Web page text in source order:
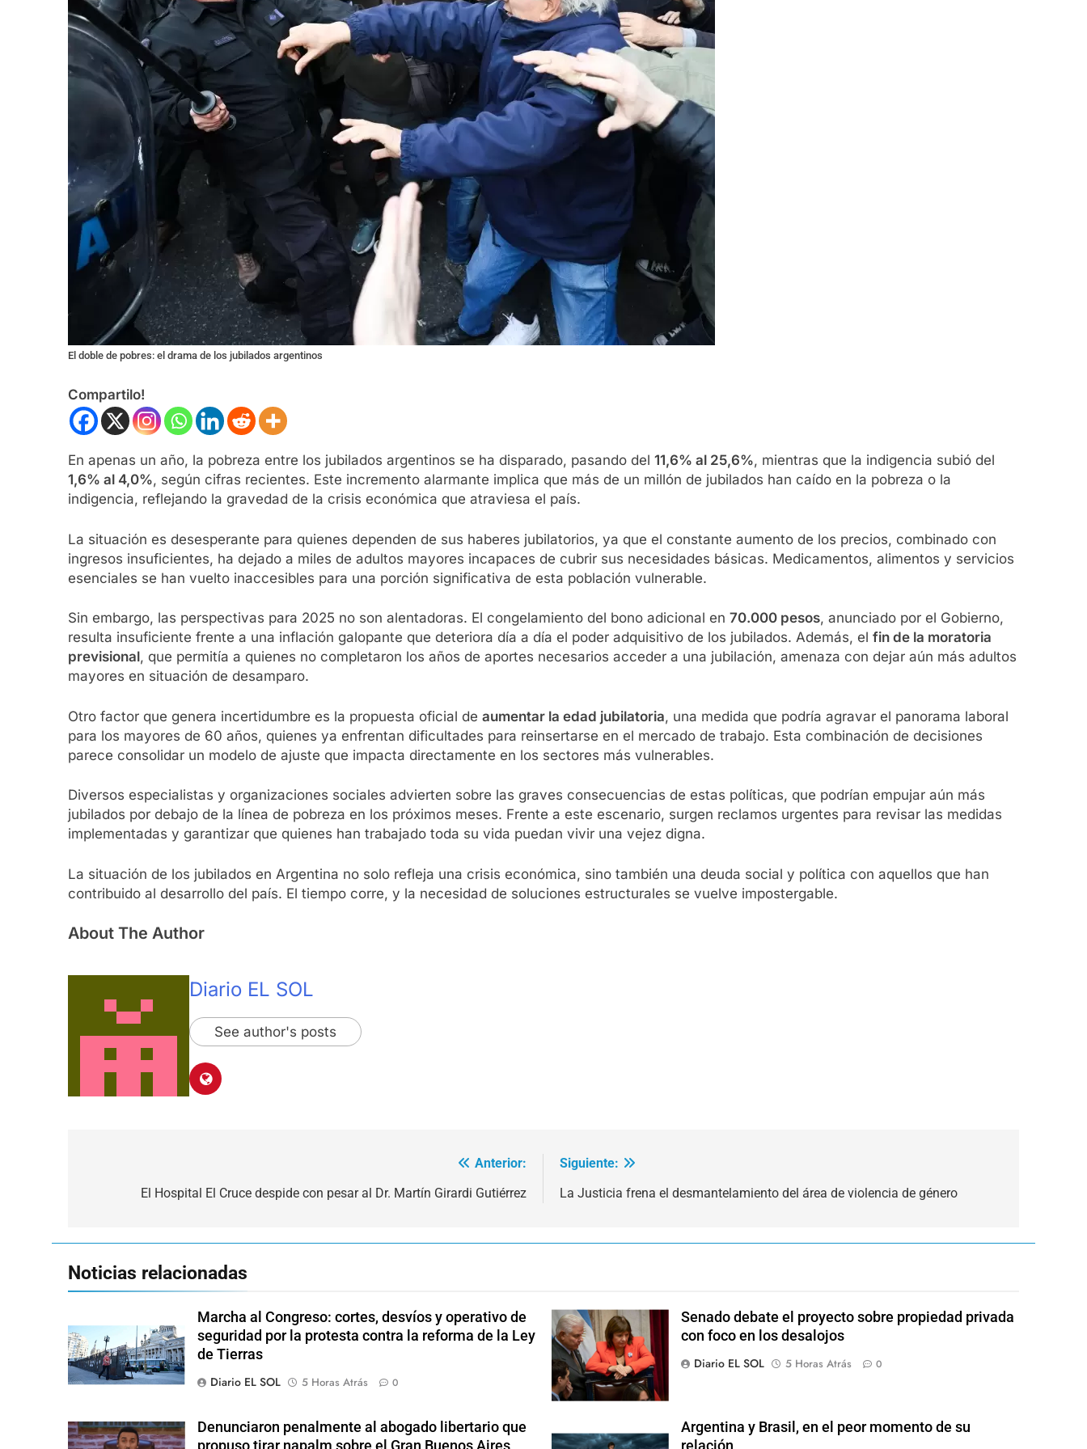
El doble de pobres: el drama de los jubilados argentinos
Compartilo!
En apenas un año, la pobreza entre los jubilados argentinos se ha disparado, pasando del 11,6% al 25,6%, mientras que la indigencia subió del
1,6% al 4,0%, según cifras recientes. Este incremento alarmante implica que más de un millón de jubilados han caído en la pobreza o la
indigencia, reflejando la gravedad de la crisis económica que atraviesa el país.
La situación es desesperante para quienes dependen de sus haberes jubilatorios, ya que el constante aumento de los precios, combinado con
ingresos insuficientes, ha dejado a miles de adultos mayores incapaces de cubrir sus necesidades básicas. Medicamentos, alimentos y servicios
esenciales se han vuelto inaccesibles para una porción significativa de esta población vulnerable.
Sin embargo, las perspectivas para 2025 no son alentadoras. El congelamiento del bono adicional en 70.000 pesos, anunciado por el Gobierno,
resulta insuficiente frente a una inflación galopante que deteriora día a día el poder adquisitivo de los jubilados. Además, el fin de la moratoria
previsional, que permitía a quienes no completaron los años de aportes necesarios acceder a una jubilación, amenaza con dejar aún más adultos
mayores en situación de desamparo.
Otro factor que genera incertidumbre es la propuesta oficial de aumentar la edad jubilatoria, una medida que podría agravar el panorama laboral
para los mayores de 60 años, quienes ya enfrentan dificultades para reinsertarse en el mercado de trabajo. Esta combinación de decisiones
parece consolidar un modelo de ajuste que impacta directamente en los sectores más vulnerables.
Diversos especialistas y organizaciones sociales advierten sobre las graves consecuencias de estas políticas, que podrían empujar aún más
jubilados por debajo de la línea de pobreza en los próximos meses. Frente a este escenario, surgen reclamos urgentes para revisar las medidas
implementadas y garantizar que quienes han trabajado toda su vida puedan vivir una vejez digna.
La situación de los jubilados en Argentina no solo refleja una crisis económica, sino también una deuda social y política con aquellos que han
contribuido al desarrollo del país. El tiempo corre, y la necesidad de soluciones estructurales se vuelve impostergable.
About The Author
Diario EL SOL
See author's posts
Anterior:
El Hospital El Cruce despide con pesar al Dr. Martín Girardi Gutiérrez
Siguiente:
La Justicia frena el desmantelamiento del área de violencia de género
Noticias relacionadas
Marcha al Congreso: cortes, desvíos y operativo de
seguridad por la protesta contra la reforma de la Ley
de Tierras
Diario EL SOL
5 Horas Atrás 0
Senado debate el proyecto sobre propiedad privada
con foco en los desalojos
Diario EL SOL
5 Horas Atrás 0
Denunciaron penalmente al abogado libertario que
propuso tirar napalm sobre el Gran Buenos Aires
Argentina y Brasil, en el peor momento de su
relación